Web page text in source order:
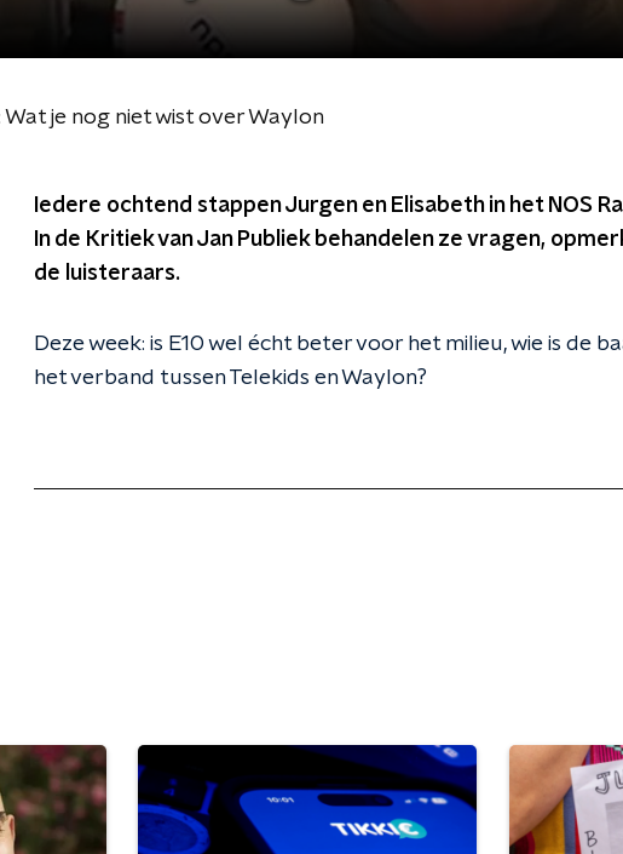
je nog niet wist over Waylon
Iedere ochtend stappen Jurgen en Elisabeth in het NOS
In de Kritiek van Jan Publiek behandelen ze vragen,
de luisteraars.
Deze week: is E10 wel écht beter voor het milieu, wie is de
het verband tussen Telekids en Waylon?